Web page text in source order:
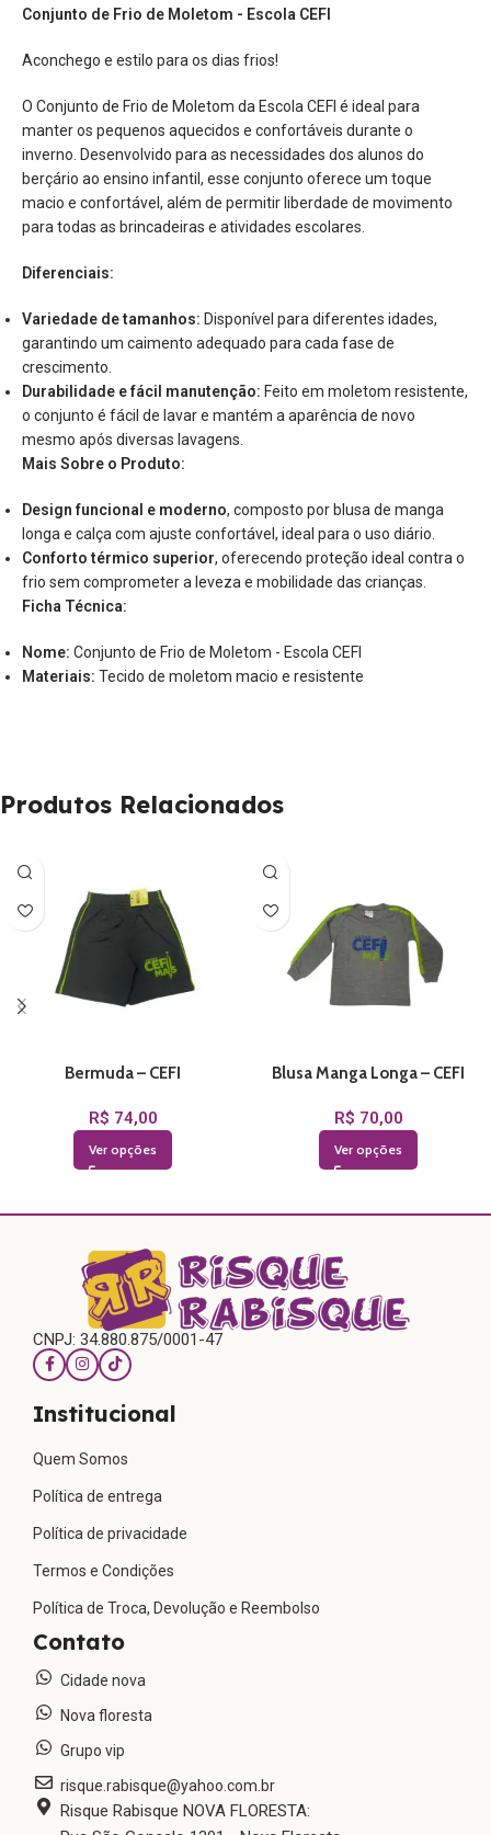
Conjunto de Frio de Moletom - Escola CEFI
Aconchego e estilo para os dias frios!
O Conjunto de Frio de Moletom da Escola CEFI é ideal para
manter os pequenos aquecidos e confortáveis durante o
inverno. Desenvolvido para as necessidades dos alunos do
berçário ao ensino infantil, esse conjunto oferece um toque
macio e confortável, além de permitir liberdade de movimento
para todas as brincadeiras e atividades escolares.
Diferenciais:
Variedade de tamanhos: Disponível para diferentes idades,
garantindo um caimento adequado para cada fase de
crescimento.
Durabilidade e fácil manutenção: Feito em moletom resistente,
o conjunto é fácil de lavar e mantém a aparência de novo
mesmo após diversas lavagens.
Mais Sobre o Produto:
Design funcional e moderno, composto por blusa de manga
longa e calça com ajuste confortável, ideal para o uso diário.
Conforto térmico superior, oferecendo proteção ideal contra o
frio sem comprometer a leveza e mobilidade das crianças.
Ficha Técnica:
Nome: Conjunto de Frio de Moletom - Escola CEFI
Materiais: Tecido de moletom macio e resistente
Produtos Relacionados
Bermuda – CEFI
R$ 74,00
Ver opções
Blusa Manga Longa – CEFI
R$ 70,00
Ver opções
CNPJ: 34.880.875/0001-47
Institucional
Quem Somos
Política de entrega
Política de privacidade
Termos e Condições
Política de Troca, Devolução e Reembolso
Contato
Cidade nova
Nova floresta
Grupo vip
risque.rabisque@yahoo.com.br
Risque Rabisque NOVA FLORESTA: